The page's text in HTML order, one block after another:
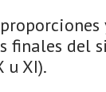
finales del
u XI).